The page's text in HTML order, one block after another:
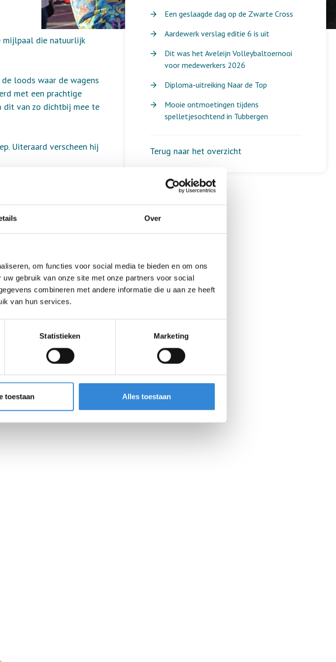
Over
om functies voor social media te bieden en om ons
gebruik van onze site met onze partners voor social
combineren met andere informatie die u aan ze heeft
van hun services.
Statistieken Marketing
toestaan Alles toestaan
Een geslaagde dag op de Zwarte Cross
Aardewerk verslag editie 6 is uit
Dit was het Aveleijn Volleybaltoernooi
voor medewerkers 2026
Diploma-uitreiking Naar de Top
Mooie ontmoetingen tijdens
spelletjesochtend in Tubbergen
Terug naar het overzicht
mijlpaal die natuurlijk
loods waar de wagens
met een prachtige
dit van zo dichtbij mee te
Uiteraard verscheen hij
ontving hij een